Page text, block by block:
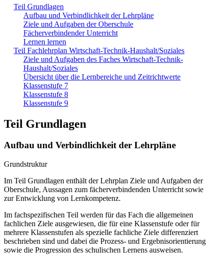
Teil Grundlagen
Aufbau und Verbindlichkeit der Lehrpläne
Ziele und Aufgaben der Oberschule
Fächerverbindender Unterricht
Lernen lernen
Teil Fachlehrplan Wirtschaft-Technik-Haushalt/Soziales
Ziele und Aufgaben des Faches Wirtschaft-Technik-
Haushalt/Soziales
Übersicht über die Lernbereiche und Zeitrichtwerte
Klassenstufe 7
Klassenstufe 8
Klassenstufe 9
Teil Grundlagen
Aufbau und Verbindlichkeit der Lehrpläne
Grundstruktur
Im Teil Grundlagen enthält der Lehrplan Ziele und Aufgaben der
Oberschule, Aussagen zum fächerverbindenden Unterricht sowie
zur Entwicklung von Lernkompetenz.
Im fachspezifischen Teil werden für das Fach die allgemeinen
fachlichen Ziele ausgewiesen, die für eine Klassenstufe oder für
mehrere Klassenstufen als spezielle fachliche Ziele differenziert
beschrieben sind und dabei die Prozess- und Ergebnisorientierung
sowie die Progression des schulischen Lernens ausweisen.